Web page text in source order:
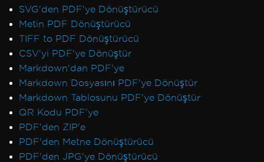
SVG'den PDF'ye Dönüştürücü
Metin PDF Dönüştürücü
TIFF to PDF Dönüştürücü
CSV'yi PDF'ye Dönüştür
Markdown'dan PDF'ye
Markdown Dosyasını PDF'ye Dönüştür
Markdown Tablosunu PDF'ye Dönüştür
QR Kodu PDF'ye
PDF'den ZIP'e
PDF'den Metne Dönüştürücü
PDF'den JPG'ye Dönüştürücü